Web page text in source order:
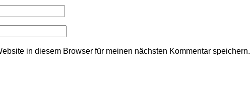
in diesem Browser für meinen nächsten Kommentar speichern.